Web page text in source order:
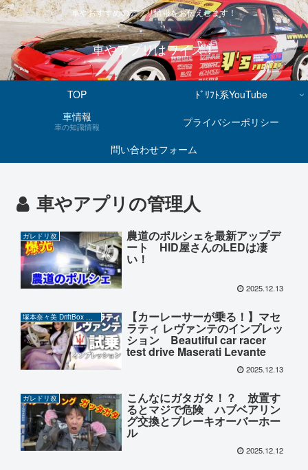
車やおすすめのアプリ情報をお伝えします！
車やアプリはワイズ！
TOP
ﾄﾞﾘﾌﾄ系YouTube
車情報
車の知識情報
プライバシーポリシー
問い合わせフォーム
車やアプリの管理人
ガレドリ改 農道のポルシェを最新アップデ
ート HID屋さんのLEDは凄
い！
2025.12.13
塚本奈々美 DriftBox チャンネル 【カーレーサーが乗る！】マセ
ラティ レヴァンテのインプレッ
ション Beautiful car racer
test drive Maserati Levante
2025.12.13
ガレドリ改 こんなにガタガタ！？ 放置す
るとマジで危険 ハブベアリン
グ交換とブレーキオーバーホー
ル
2025.12.12